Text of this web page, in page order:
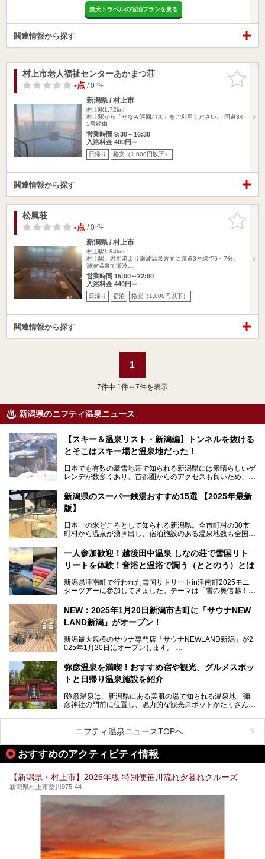
楽天トラベルの宿泊プランを見る
関連情報から探す
お気に入
りに追加
村上市老人福祉センターあかまつ荘
-点/ 0 件
新潟県 / 村上市
村上駅1.72km
村上駅から「せなみ巡回バス」をご利用ください。 国道34
5号経由
営業時間 9:30～16:30
入浴料金 400円～
日帰り 格安（1,000円以下）
関連情報から探す
お気に入
りに追加
松風荘
-点/ 0 件
新潟県 / 村上市
村上駅1.84km
村上駅、岩船港より瀬波温泉方面に県道3号線で6～7分。
瀬波温泉で瀬波…
営業時間 15:00～22:00
入浴料金 440円～
日帰り 宿泊 格安（1,000円以下）
関連情報から探す
1
7件中 1件～7件を表示
新潟県のニフティ温泉ニュース
【スキー＆温泉リスト・新潟編】トンネルを抜ける
とそこはスキー場と温泉地だった！
日本でも有数の豪雪地帯で知られる新潟県には素晴らしいゲ
レンデが数多くあり、首都圏からのアクセスも良いため、関
た全域にわたって月岡、赤倉、松之山、燕、妙高、岩室など
など、古くは文豪にも愛された歴史ある老舗温泉地が多いこ
とで知られています。
めに訪れたい、新潟県内にあるスキー場そばの温泉地をまと
めました。
新潟県のスーパー銭湯おすすめ15選 【2025年最新
版】
日本一の米どころとして知られる新潟県。全市町村の30市
町村から温泉が湧き出し、宿泊施設のある温泉地数も全国有
温泉が利用ができる宿泊施設も多く、スーパー銭湯も多彩な
サービスを提供する施設がいろいろ。
観光やレジャーに温泉を組み合わせれば、旅はさらに充実し
します。
一人参加歓迎！越後田中温泉 しなの荘で雪国リト
リートを体験！音浴と温浴で調う（ととのう）とは
新潟県津南町で行われた雪国リトリートin津南町2025モニ
ターツアーに参加してきました。テーマは「雪の奥信越！音
温泉ライターとして「温浴」は頻繁に体験していますが、
「音浴」とは果たしてどんな体験なのでしょう？とても気に
なお、宿泊した温泉は日帰り入浴もできる秘湯「越後田中温
泉 しなの荘」です。こちらについても詳しく紹介します。
提供元：一般社団法人 雪国観光舎【PR】
す。
NEW：2025年1月20日新潟市古町に「サウナNEW
LAND新潟」がオープン！
新潟最大規模のサウナ専門店「サウナNEWLAND新潟」が2
025年1月20日にオープンします。
街に再び笑顔と賑わいを取り戻し、新たなランドマークとし
て地域活性化を目指します。
サウナ室のテーマは「海賊船」‥⁉ ユニークなサウナ室を
弥彦温泉を満喫！おすすめ宿や観光、グルメスポッ
トと日帰り温泉施設を紹介
f弥彦温泉は、新潟県にある美肌の湯で知られる温泉地。彌
彦神社の門前に位置し、魅力的な観光スポットがたくさんあ
この記事では、弥彦温泉の宿泊に最適なおすすめ宿や、日帰
り施設、グルメスポット、弥彦の自然を堪能できる観光スポ
ットをご紹介します。初めての弥彦温泉旅行を計画している
方に向けて、弥彦温泉の魅力を存分にお伝えしますので、ぜ
ひ参考にしてみてくださいね！
ニフティ温泉ニュースTOPへ
おすすめのアクティビティ情報
【新潟県・村上市】2026年版 特別便笹川流れ夕暮れクルーズ
新潟県村上市桑川975-44